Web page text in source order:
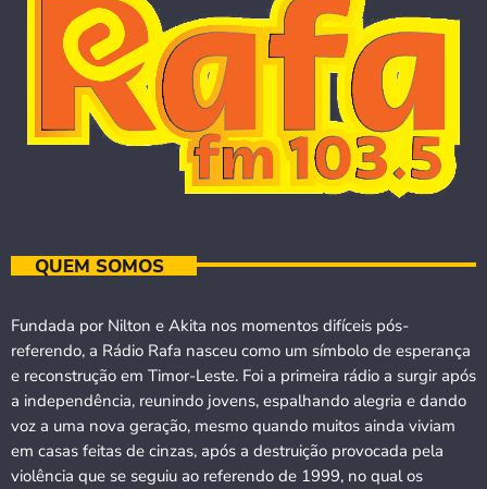
QUEM SOMOS
Fundada por Nilton e Akita nos momentos difíceis pós-
referendo, a Rádio Rafa nasceu como um símbolo de esperança
e reconstrução em Timor-Leste. Foi a primeira rádio a surgir após
a independência, reunindo jovens, espalhando alegria e dando
voz a uma nova geração, mesmo quando muitos ainda viviam
em casas feitas de cinzas, após a destruição provocada pela
violência que se seguiu ao referendo de 1999, no qual os